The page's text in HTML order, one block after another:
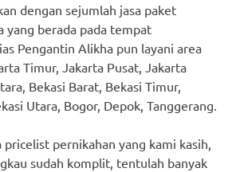
dengan sejumlah jasa paket
yang berada pada tempat
Pengantin Alikha pun layani area
Timur, Jakarta Pusat, Jakarta
Bekasi Barat, Bekasi Timur,
Utara, Bogor, Depok, Tanggerang.
pricelist pernikahan yang kami kasih,
sudah komplit, tentulah banyak